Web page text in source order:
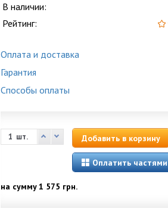
В наличии:
Рейтинг:
Оплата и доставка
Гарантия
Способы оплаты
шт. Добавить в корзину
Оплатить частями
на сумму1 575 грн.